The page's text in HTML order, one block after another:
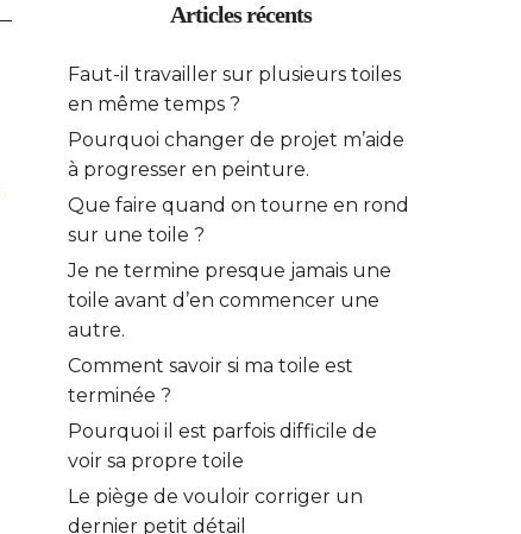
Articles récents
Faut-il travailler sur plusieurs toiles
en même temps ?
Pourquoi changer de projet m’aide
à progresser en peinture.
Que faire quand on tourne en rond
sur une toile ?
Je ne termine presque jamais une
toile avant d’en commencer une
autre.
Comment savoir si ma toile est
terminée ?
Pourquoi il est parfois difficile de
voir sa propre toile
Le piège de vouloir corriger un
dernier petit détail